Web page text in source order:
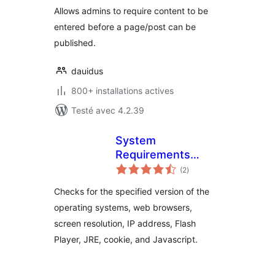
Allows admins to require content to be
entered before a page/post can be
published.
dauidus
800+ installations actives
Testé avec 4.2.39
System
Requirements
Check
(2notes
en
)
Checks for the specified version of the
operating systems, web browsers,
screen resolution, IP address, Flash
Player, JRE, cookie, and Javascript.